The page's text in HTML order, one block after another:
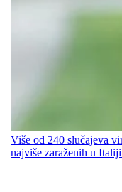
Više od 240 slučajeva
najviše zaraženih u